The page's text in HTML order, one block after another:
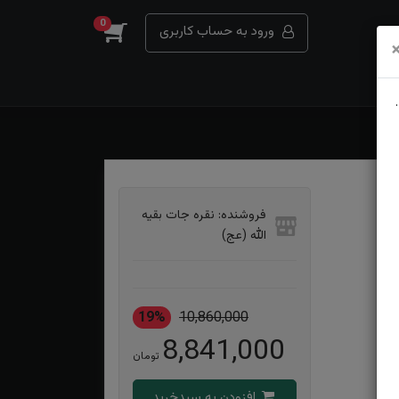
ورود به حساب کاربری 0
فروشنده: نقره جات بقیه
الله (عج)
10,860,000
19%
8,841,000 تومان